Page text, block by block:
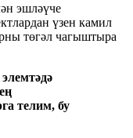
эшләүче
үзен камил
төгәл чагыштыра
телим, бу